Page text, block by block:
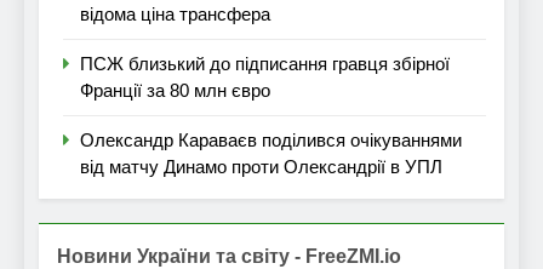
відома ціна трансфера
ПСЖ близький до підписання гравця збірної
Франції за 80 млн євро
Олександр Караваєв поділився очікуваннями
від матчу Динамо проти Олександрії в УПЛ
Новини України та світу - FreeZMI.io